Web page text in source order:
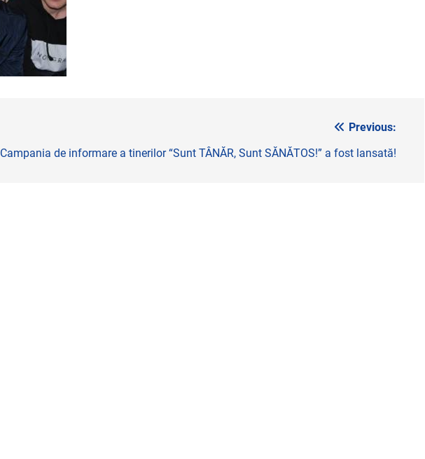
Previous:
Campania de informare a tinerilor “Sunt TÂNĂR, Sunt SĂNĂTOS!” a fost lansată!